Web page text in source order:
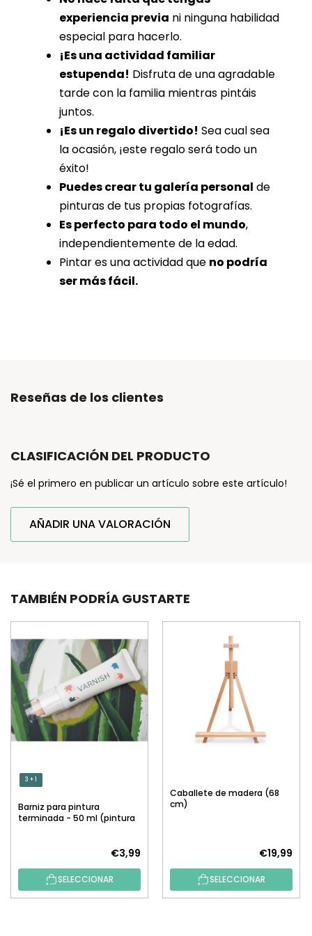
experiencia previa ni ninguna habilidad
especial para hacerlo.
¡Es una actividad familiar
estupenda! Disfruta de una agradable
tarde con la familia mientras pintáis
juntos.
¡Es un regalo divertido! Sea cual sea
la ocasión, ¡este regalo será todo un
éxito!
Puedes crear tu galería personal de
pinturas de tus propias fotografías.
Es perfecto para todo el mundo,
independientemente de la edad.
Pintar es una actividad que no podría
ser más fácil.
Reseñas de los clientes
CLASIFICACIÓN DEL PRODUCTO
¡Sé el primero en publicar un artículo sobre este artículo!
AÑADIR UNA VALORACIÓN
TAMBIÉN PODRÍA GUSTARTE
3 + 1
Barniz para pintura
terminada - 50 ml (pintura
€3,99
SELECCIONAR
Caballete de madera (68
cm)
€19,99
SELECCIONAR